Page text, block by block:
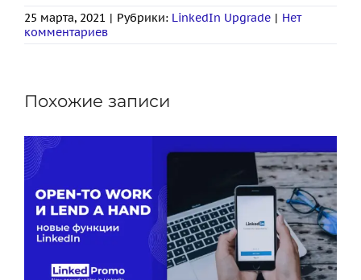
25 марта, 2021 | Рубрики: LinkedIn Upgrade | Нет
комментариев
Похожие записи